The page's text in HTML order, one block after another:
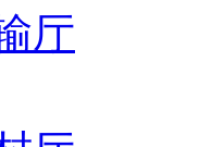
厅